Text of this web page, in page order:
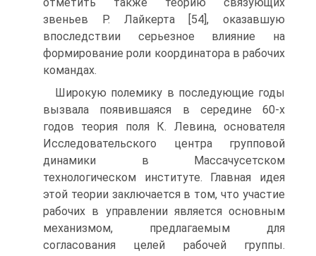
звеньев Р. Лайкерта [54], оказавшую
впоследствии серьезное влияние на
формирование роли координатора в рабочих
командах.
Широкую полемику в последующие годы
вызвала появившаяся в середине 60-х
годов теория поля К. Левина, основателя
Исследовательского центра групповой
динамики в Массачусетском
технологическом институте. Главная идея
этой теории заключается в том, что участие
рабочих в управлении является основным
механизмом, предлагаемым для
согласования целей рабочей группы.